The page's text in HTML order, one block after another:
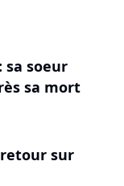
sa soeur
sa mort
sur